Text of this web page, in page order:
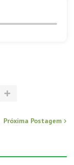
Próxima Postagem